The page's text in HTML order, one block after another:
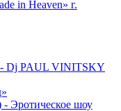
in Heaven» г.
Dj PAUL VINITSKY
Эротическое шоу